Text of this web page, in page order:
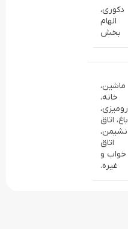
دکوری،
الهام
بخش
ماشین،
خانه،
رومیزی،
باغ، اتاق
نشیمن،
اتاق
خواب و
غیره.